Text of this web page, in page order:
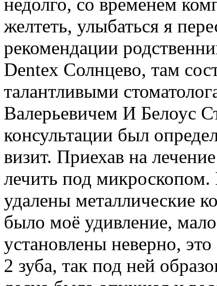
желтеть, улыбаться я
рекомендации
Dentex Солнцево, там
талантливыми
Валерьевичем И Белоус
консультации был
визит. Приехав на
лечить под
удалены металлические
было моё удивление,
установлены неверно,
2 зуба, так под ней